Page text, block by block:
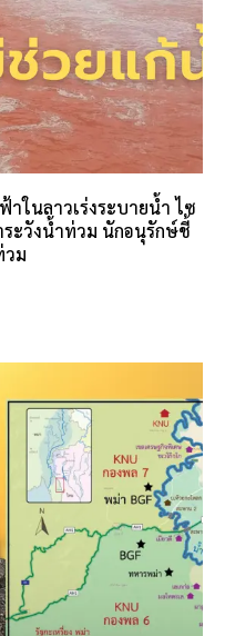
ในลาวเร่งระบายน้ำ ไซ
ระวังน้ำท่วม นักอนุรักษ์ชี้
ม